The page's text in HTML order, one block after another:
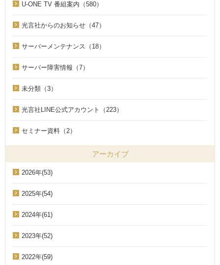
U-ONE TV 番組案内（580）
光言社からのお知らせ（47）
サーバーメンテナンス（18）
サーバー障害情報（7）
未分類（3）
光言社LINE公式アカウント（223）
セミナー資料（2）
アーカイブ
2026年(53)
2025年(54)
2024年(61)
2023年(52)
2022年(59)